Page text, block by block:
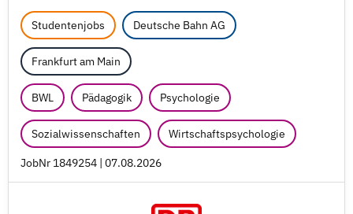
Studentenjobs Deutsche Bahn AG
Frankfurt am Main
BWL Pädagogik Psychologie
Sozialwissenschaften Wirtschaftspsychologie
JobNr 1849254 | 07.08.2026